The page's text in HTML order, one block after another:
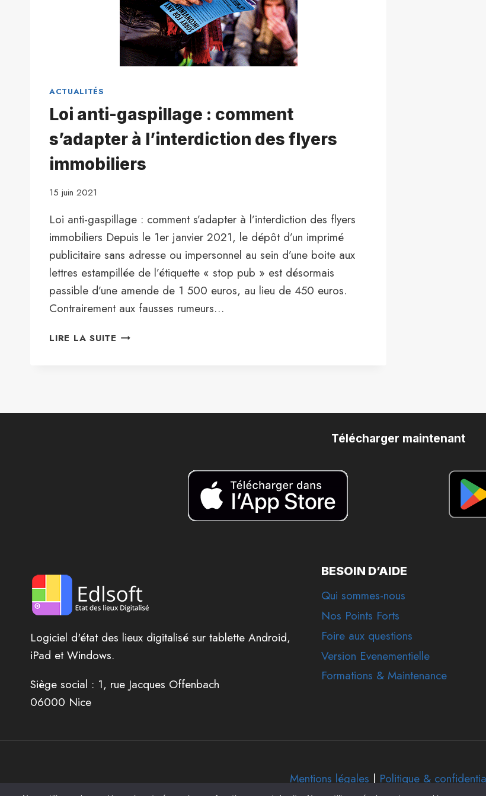
ACTUALITÉS
Loi anti-gaspillage : comment
s’adapter à l’interdiction des flyers
immobiliers
15 juin 2021
Loi anti-gaspillage : comment s’adapter à l’interdiction des flyers
immobiliers Depuis le 1er janvier 2021, le dépôt d’un imprimé
publicitaire sans adresse ou impersonnel au sein d’une boite aux
lettres estampillée de l’étiquette « stop pub » est désormais
passible d’une amende de 1 500 euros, au lieu de 450 euros.
Contrairement aux fausses rumeurs…
LIRE LA SUITE LOI
Télécharger maintenant
Logiciel d'état des lieux digitalisé sur tablette Android,
iPad et Windows.
Siège social : 1, rue Jacques Offenbach
06000 Nice
BESOIN D’AIDE
Qui sommes-nous
Nos Points Forts
Foire aux questions
Version Evenementielle
Formations & Maintenance
Mentions légales | Politique &